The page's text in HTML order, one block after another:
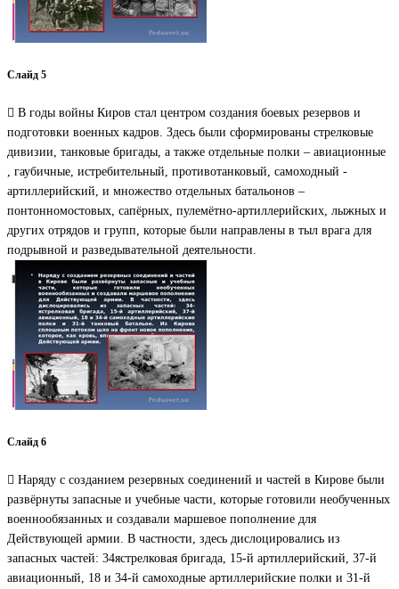
Слайд 5
 В годы войны Киров стал центром создания боевых резервов и
подготовки военных кадров. Здесь были сформированы стрелковые
дивизии, танковые бригады, а также отдельные полки – авиационные
, гаубичные, истребительный, противотанковый, самоходный -
артиллерийский, и множество отдельных батальонов –
понтонномостовых, сапёрных, пулемётно-артиллерийских, лыжных и
других отрядов и групп, которые были направлены в тыл врага для
подрывной и разведывательной деятельности.
Слайд 6
 Наряду с созданием резервных соединений и частей в Кирове были
развёрнуты запасные и учебные части, которые готовили необученных
военнообязанных и создавали маршевое пополнение для
Действующей армии. В частности, здесь дислоцировались из
запасных частей: 34ястрелковая бригада, 15-й артиллерийский, 37-й
авиационный, 18 и 34-й самоходные артиллерийские полки и 31-й